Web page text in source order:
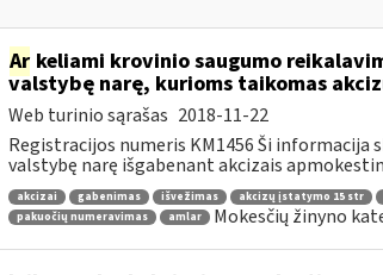
Arkeliami krovinio saugumo
valstybę narę, kurioms taikomas
Web turinio sąrašas 2018-11-22
Registracijos numeris KM1456 Ši informacija
valstybę narę išgabenant akcizais
akcizai gabenimas išvežimas akcizų įstatymo 15 str
pakuočių numeravimas
amlar Mokesčių žinyno